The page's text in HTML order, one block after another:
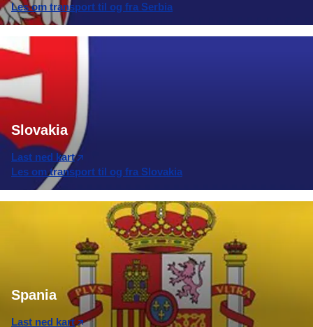
Les om transport til og fra Serbia
Slovakia
Last ned kart
Les om transport til og fra Slovakia
Spania
Last ned kart